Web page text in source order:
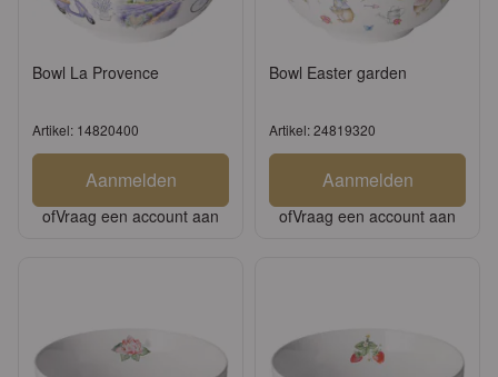
Bowl La Provence
Artikel: 14820400
Aanmelden
ofVraag een account aan
Bowl Easter garden
Artikel: 24819320
Aanmelden
ofVraag een account aan